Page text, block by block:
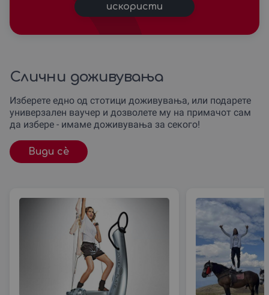
искористи
Слични доживувања
Изберете едно од стотици доживувања, или подарете
универзален ваучер и дозволете му на примачот сам
да избере - имаме доживувања за секого!
Види сè